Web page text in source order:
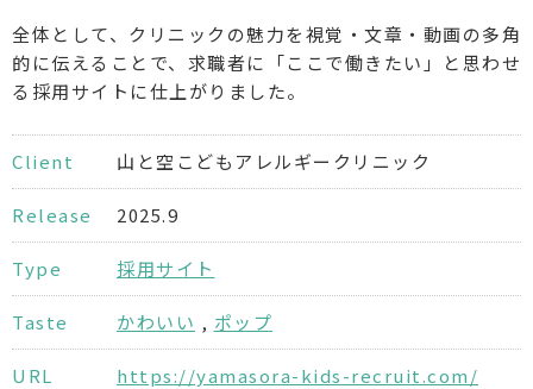
全体として、クリニックの魅力を視覚・文章・動画の多角
的に伝えることで、求職者に「ここで働きたい」と思わせ
る採用サイトに仕上がりました。
Client 山と空こどもアレルギークリニック
Release 2025.9
Type 採用サイト
Taste かわいい , ポップ
URL https://yamasora-kids-recruit.com/